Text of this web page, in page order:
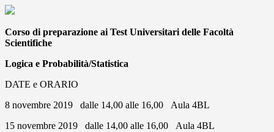
Corso di preparazione ai Test Universitari delle Facoltà
Scientifiche
Logica e Probabilità/Statistica
DATE e ORARIO
8 novembre 2019 dalle 14,00 alle 16,00 Aula 4BL
15 novembre 2019 dalle 14,00 alle 16,00 Aula 4BL